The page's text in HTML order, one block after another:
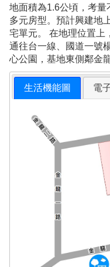
地面積為1.6公頃，考
多元房型。預計興建地
宅單元。 在地理位置上
通往台一線、國道一號
心公園，基地東側鄰金
生活機能圖 電